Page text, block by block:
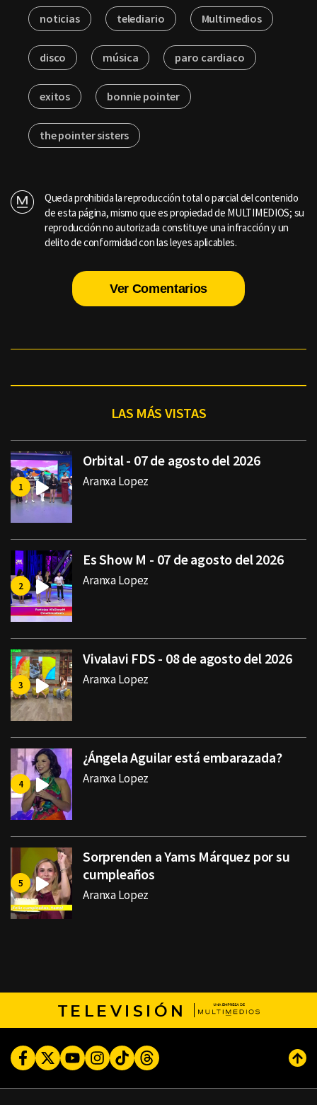
noticias telediario Multimedios
disco música paro cardiaco
exitos bonnie pointer
the pointer sisters
Queda prohibida la reproducción total o parcial del contenido
de esta página, mismo que es propiedad de MULTIMEDIOS; su
reproducción no autorizada constituye una infracción y un
delito de conformidad con las leyes aplicables.
Ver Comentarios
LAS MÁS VISTAS
Orbital - 07 de agosto del 2026
Aranxa Lopez
Es Show M - 07 de agosto del 2026
Aranxa Lopez
Vivalavi FDS - 08 de agosto del 2026
Aranxa Lopez
¿Ángela Aguilar está embarazada?
Aranxa Lopez
Sorprenden a Yams Márquez por su
cumpleaños
Aranxa Lopez
TELEVISIÓN
FacebookTwitterYoutubeInstagram
TikTokThreads